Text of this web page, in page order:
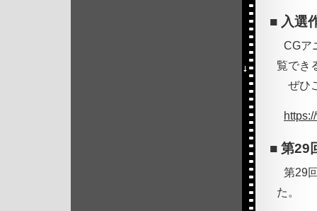
入選
CGア
覧でき
ぜひ
第29
第29
た。